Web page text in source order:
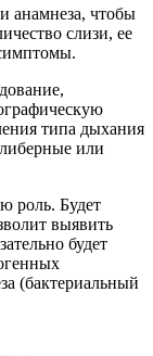
анамнеза, чтобы
слизи, ее
типа дыхания
или
роль. Будет
выявить
будет
(бактериальный